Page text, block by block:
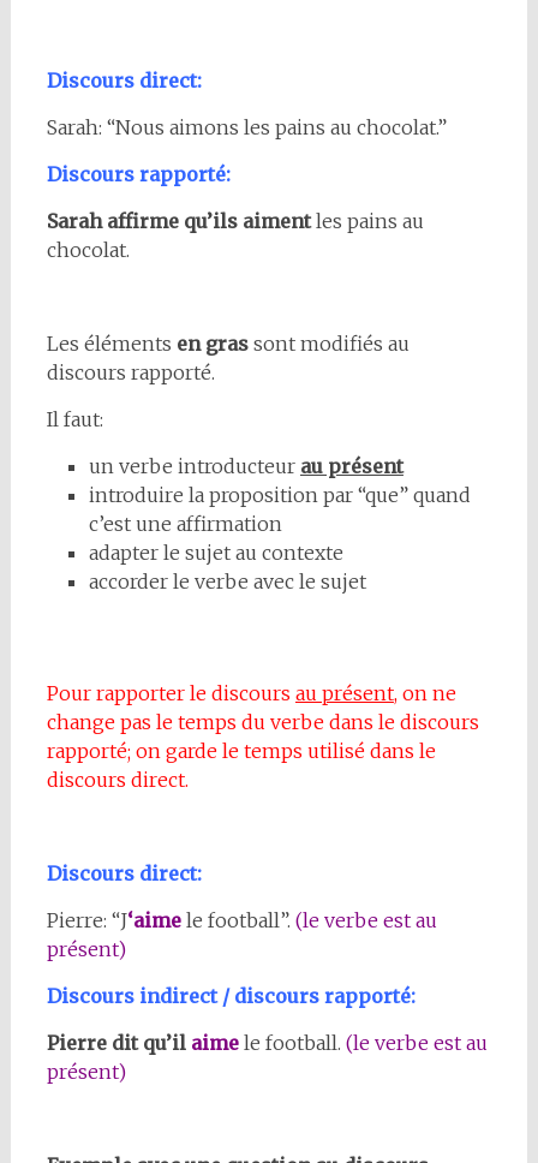
Discours direct:
Sarah: “Nous aimons les pains au chocolat.”
Discours rapporté:
Sarah affirme qu’ils aimentles pains au
chocolat.
Les éléments en gras sont modifiés au
discours rapporté.
Il faut:
un verbe introducteur au présent
introduire la proposition par “que” quand
c’est une affirmation
adapter le sujet au contexte
accorder le verbe avec le sujet
Pour rapporter le discours au présent, on ne
change pas le temps du verbe dans le discours
rapporté; on garde le temps utilisé dans le
discours direct.
Discours direct:
Pierre: “J‘aimele football”. (le verbe est au
présent)
Discours indirect / discours rapporté:
Pierre dit qu’ilaime le football. (le verbe est au
présent)